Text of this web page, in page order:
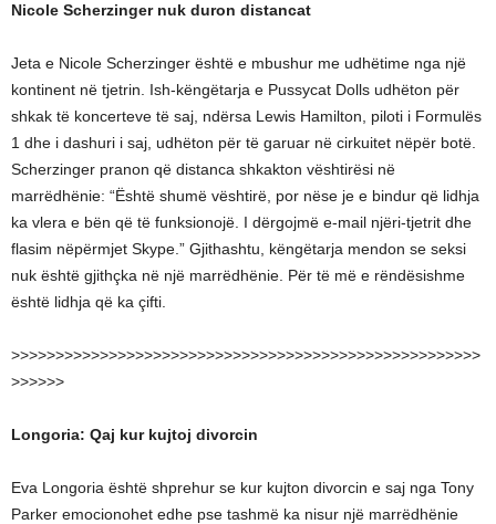
Nicole Scherzinger nuk duron distancat
Jeta e Nicole Scherzinger është e mbushur me udhëtime nga një
kontinent në tjetrin. Ish-këngëtarja e Pussycat Dolls udhëton për
shkak të koncerteve të saj, ndërsa Lewis Hamilton, piloti i Formulës
1 dhe i dashuri i saj, udhëton për të garuar në cirkuitet nëpër botë.
Scherzinger pranon që distanca shkakton vështirësi në
marrëdhënie: “Është shumë vështirë, por nëse je e bindur që lidhja
ka vlera e bën që të funksionojë. I dërgojmë e-mail njëri-tjetrit dhe
flasim nëpërmjet Skype.” Gjithashtu, këngëtarja mendon se seksi
nuk është gjithçka në një marrëdhënie. Për të më e rëndësishme
është lidhja që ka çifti.
>>>>>>>>>>>>>>>>>>>>>>>>>>>>>>>>>>>>>>>>>>>>>>>>>>>>>
>>>>>>
Longoria: Qaj kur kujtoj divorcin
Eva Longoria është shprehur se kur kujton divorcin e saj nga Tony
Parker emocionohet edhe pse tashmë ka nisur një marrëdhënie